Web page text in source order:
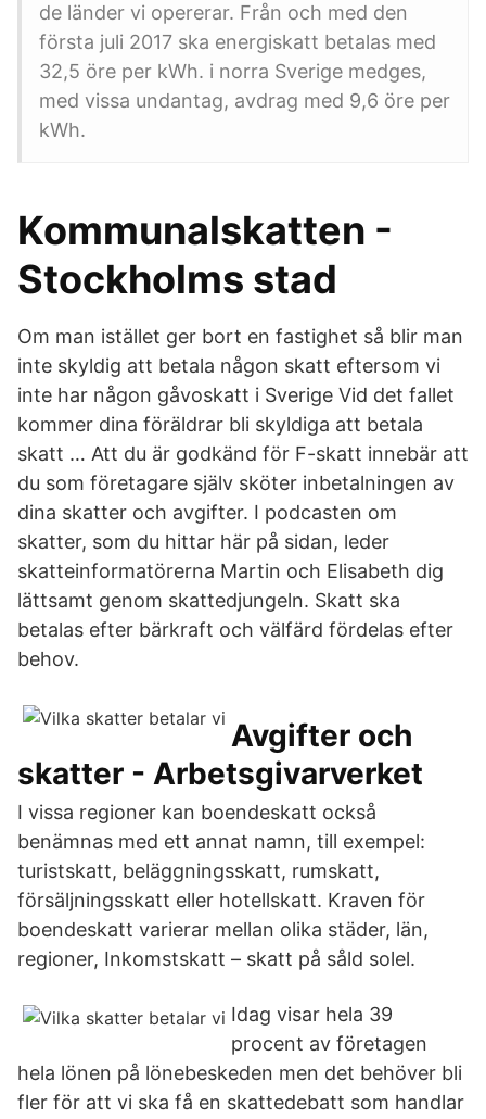
de länder vi opererar. Från och med den
första juli 2017 ska energiskatt betalas med
32,5 öre per kWh. i norra Sverige medges,
med vissa undantag, avdrag med 9,6 öre per
kWh.
Kommunalskatten -
Stockholms stad
Om man istället ger bort en fastighet så blir man
inte skyldig att betala någon skatt eftersom vi
inte har någon gåvoskatt i Sverige Vid det fallet
kommer dina föräldrar bli skyldiga att betala
skatt … Att du är godkänd för F-skatt innebär att
du som företagare själv sköter inbetalningen av
dina skatter och avgifter. I podcasten om
skatter, som du hittar här på sidan, leder
skatteinformatörerna Martin och Elisabeth dig
lättsamt genom skattedjungeln. Skatt ska
betalas efter bärkraft och välfärd fördelas efter
behov.
Avgifter och
skatter - Arbetsgivarverket
I vissa regioner kan boendeskatt också
benämnas med ett annat namn, till exempel:
turistskatt, beläggningsskatt, rumskatt,
försäljningsskatt eller hotellskatt. Kraven för
boendeskatt varierar mellan olika städer, län,
regioner, Inkomstskatt – skatt på såld solel.
Idag visar hela 39
procent av företagen
hela lönen på lönebeskeden men det behöver bli
fler för att vi ska få en skattedebatt som handlar